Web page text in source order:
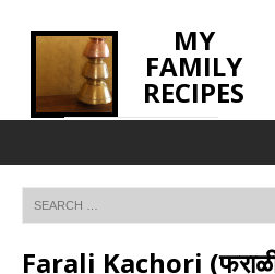
MY
FAMILY
RECIPES
Farali Kachori